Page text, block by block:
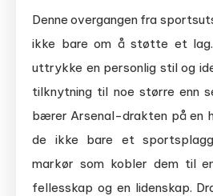
Denne overgangen fra
ikke bare om å støtte et
uttrykke en personlig stil og
tilknytning til noe større enn
bærer Arsenal-drakten på en
de ikke bare et
markør som kobler dem til
fellesskap og en lidenskap.